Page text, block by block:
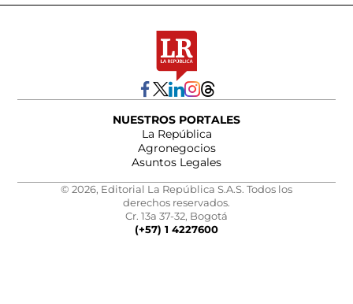
NUESTROS PORTALES
La República
Agronegocios
Asuntos Legales
© 2026, Editorial La República S.A.S. Todos los
derechos reservados.
Cr. 13a 37-32, Bogotá
(+57) 1 4227600